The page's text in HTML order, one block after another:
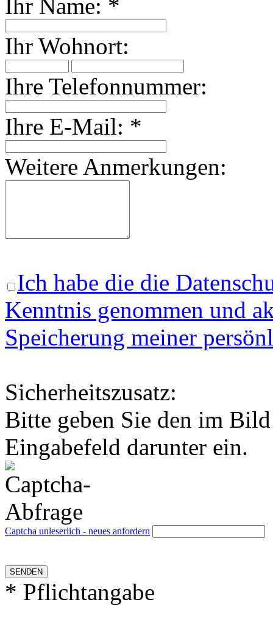
Ihr Name: *
Ihr Wohnort:
Ihre Telefonnummer:
Ihre E-Mail: *
Weitere Anmerkungen:
Ich habe die die
Kenntnis genommen und
Speicherung meiner
Sicherheitszusatz:
Bitte geben Sie den im
Eingabefeld darunter ein.
Captcha unleserlich - neues anfordern
* Pflichtangabe